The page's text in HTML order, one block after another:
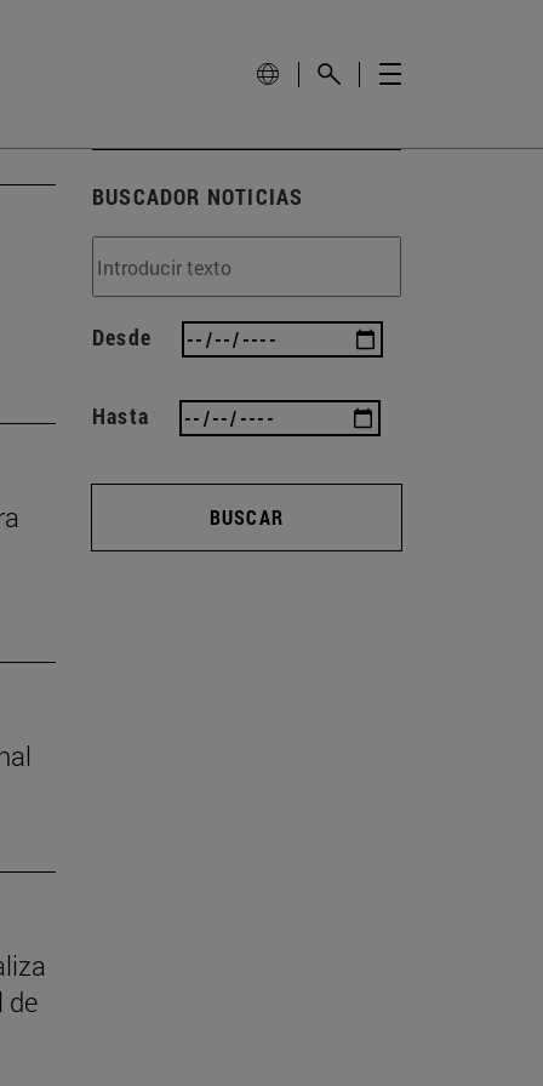
de
BUSCADOR NOTICIAS
Desde
Hasta
BUSCAR